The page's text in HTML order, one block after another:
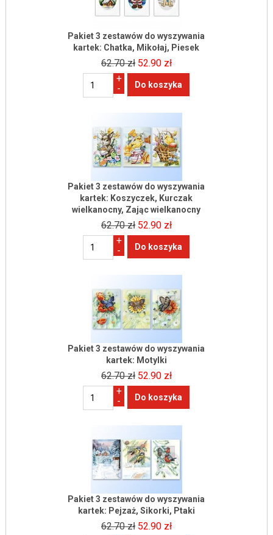
Pakiet 3 zestawów do wyszywania
kartek: Chatka, Mikołaj, Piesek
62.70 zł 52.90 zł
+
-
Pakiet 3 zestawów do wyszywania
kartek: Koszyczek, Kurczak
wielkanocny, Zając wielkanocny
62.70 zł 52.90 zł
+
-
Pakiet 3 zestawów do wyszywania
kartek: Motylki
62.70 zł 52.90 zł
+
-
Pakiet 3 zestawów do wyszywania
kartek: Pejzaż, Sikorki, Ptaki
62.70 zł 52.90 zł